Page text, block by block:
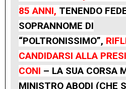
85 ANNI, TENENDO
SOPRANNOME DI
“POLTRONISSIMO”,
CANDIDARSI ALLA
CONI – LA SUA CORSA
MINISTRO ABODI (CHE